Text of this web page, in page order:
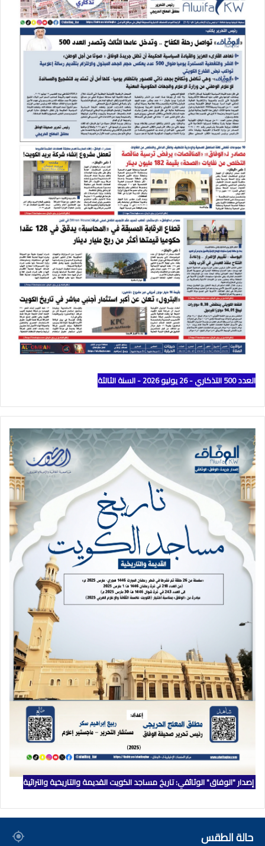
العدد 500 التذكاري - 26 يوليو 2026 - السنة الثالثة
إصدار "الوفاق" الوثائقي: تاريخ مساجد الكويت القديمة والتاريخية والتراثية
حالة الطقس